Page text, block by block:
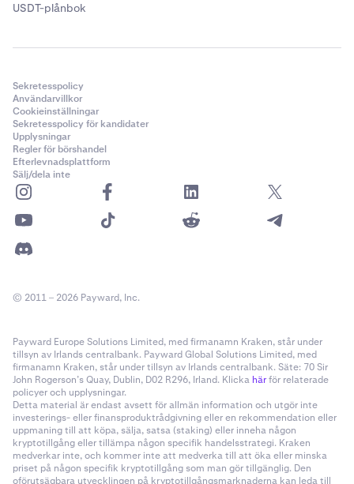
USDT-plånbok
Sekretesspolicy
Användarvillkor
Cookieinställningar
Sekretesspolicy för kandidater
Upplysningar
Regler för börshandel
Efterlevnadsplattform
Sälj/dela inte
© 2011 – 2026 Payward, Inc.
Payward Europe Solutions Limited, med firmanamn Kraken, står under
tillsyn av Irlands centralbank. Payward Global Solutions Limited, med
firmanamn Kraken, står under tillsyn av Irlands centralbank. Säte: 70 Sir
John Rogerson’s Quay, Dublin, D02 R296, Irland. Klicka härför relaterade
policyer och upplysningar.
Detta material är endast avsett för allmän information och utgör inte
investerings- eller finansproduktrådgivning eller en rekommendation eller
uppmaning till att köpa, sälja, satsa (staking) eller inneha någon
kryptotillgång eller tillämpa någon specifik handelsstrategi. Kraken
medverkar inte, och kommer inte att medverka till att öka eller minska
priset på någon specifik kryptotillgång som man gör tillgänglig. Den
oförutsägbara utvecklingen på kryptotillgångsmarknaderna kan leda till